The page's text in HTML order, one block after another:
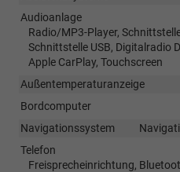
Audioanlage
Radio/MP3-Player,
Schnittstelle USB, Digitalradio
Apple CarPlay, Touchscreen
Außentemperaturanzeige
Bordcomputer
Navigationssystem
Telefon
Freisprecheinrichtung,